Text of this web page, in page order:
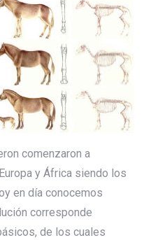
comenzaron a
y África siendo los
en día conocemos
corresponde
de los cuales